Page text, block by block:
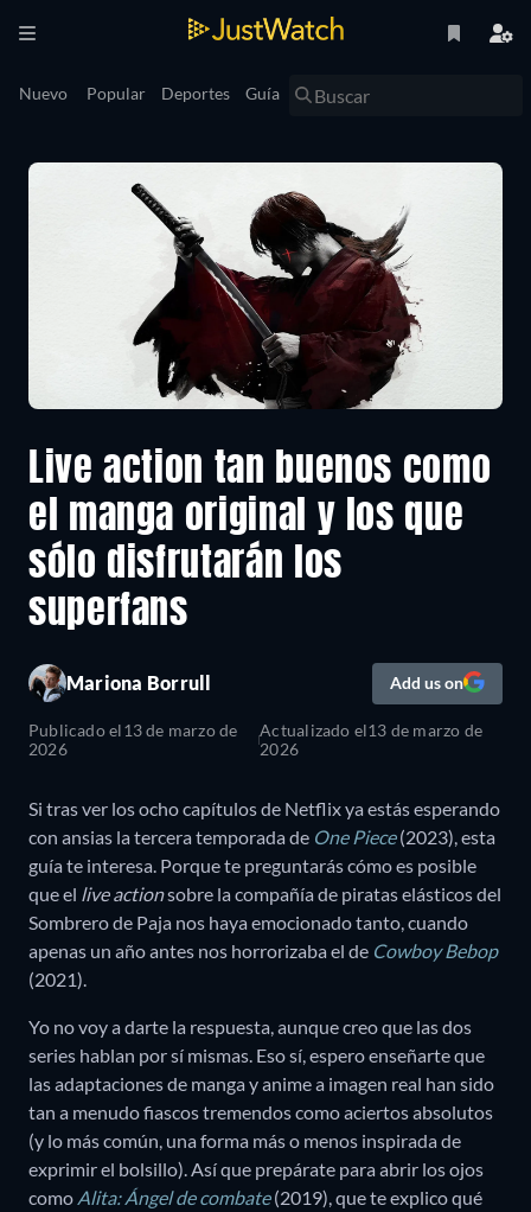
Nuevo Popular Deportes Guía
Live action tan buenos como
el manga original y los que
sólo disfrutarán los
superfans
Mariona Borrull Add us on
Publicado el13 de marzo de
2026
Actualizado el13 de marzo de
2026
Si tras ver los ocho capítulos de Netflix ya estás esperando
con ansias la tercera temporada de One Piece(2023), esta
guía te interesa. Porque te preguntarás cómo es posible
que el live actionsobre la compañía de piratas elásticos del
Sombrero de Paja nos haya emocionado tanto, cuando
apenas un año antes nos horrorizaba el de Cowboy Bebop
(2021).
Yo no voy a darte la respuesta, aunque creo que las dos
series hablan por sí mismas. Eso sí, espero enseñarte que
las adaptaciones de manga y anime a imagen real han sido
tan a menudo fiascos tremendos como aciertos absolutos
(y lo más común, una forma más o menos inspirada de
exprimir el bolsillo). Así que prepárate para abrir los ojos
como Alita: Ángel de combate(2019), que te explico qué